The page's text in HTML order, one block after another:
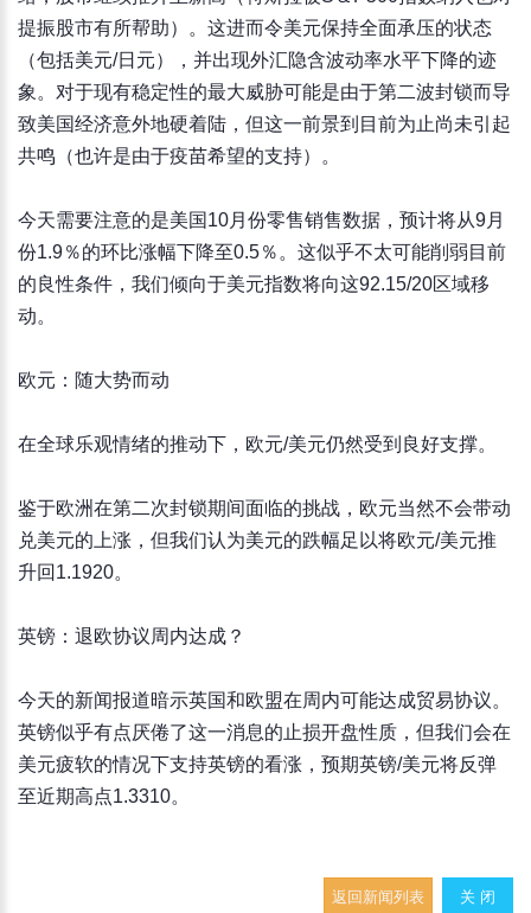
提振股市有所帮助）。这进而令美元保持全面承压的状态
（包括美元/日元），并出现外汇隐含波动率水平下降的迹
象。对于现有稳定性的最大威胁可能是由于第二波封锁而导
致美国经济意外地硬着陆，但这一前景到目前为止尚未引起
共鸣（也许是由于疫苗希望的支持）。
今天需要注意的是美国10月份零售销售数据，预计将从9月
份1.9％的环比涨幅下降至0.5％。这似乎不太可能削弱目前
的良性条件，我们倾向于美元指数将向这92.15/20区域移
动。
欧元：随大势而动
在全球乐观情绪的推动下，欧元/美元仍然受到良好支撑。
鉴于欧洲在第二次封锁期间面临的挑战，欧元当然不会带动
兑美元的上涨，但我们认为美元的跌幅足以将欧元/美元推
升回1.1920。
英镑：退欧协议周内达成？
今天的新闻报道暗示英国和欧盟在周内可能达成贸易协议。
英镑似乎有点厌倦了这一消息的止损开盘性质，但我们会在
美元疲软的情况下支持英镑的看涨，预期英镑/美元将反弹
至近期高点1.3310。
返回新闻列表 关 闭